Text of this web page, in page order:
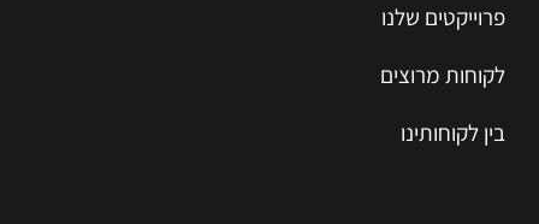
פרוייקטים שלנו
לקוחות מרוצים
בין לקוחותינו